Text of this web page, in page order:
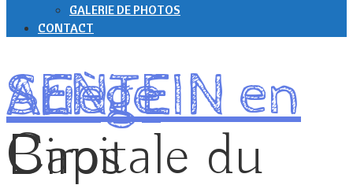
GALERIE DE PHOTOS
CONTACT
SENTEIN en Ariège
Capitale du Biros